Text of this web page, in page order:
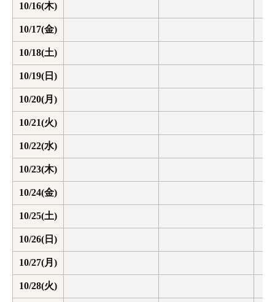
10/16(木)
10/17(金)
10/18(土)
10/19(日)
10/20(月)
10/21(火)
10/22(水)
10/23(木)
10/24(金)
10/25(土)
10/26(日)
10/27(月)
10/28(火)